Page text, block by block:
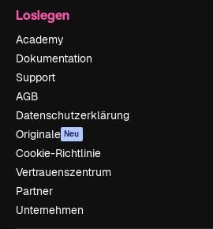
Loslegen
Academy
Dokumentation
Support
AGB
Datenschutzerklärung
Originale Neu
Cookie-Richtlinie
Vertrauenszentrum
Partner
Unternehmen